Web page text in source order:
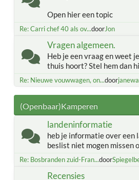
Open hier een topic
Re: Carri chef 40 als ov...doorJon
Vragen algemeen.
Heb je een vraag en weet
thuis hoort? Stel hem dan
Re: Nieuwe vouwwagen, on...door
(Openbaar)Kamperen
landeninformatie
heb je informatie over een
beslist niet mogen missen
Re: Bosbranden zuid-Fran...door
Recensies